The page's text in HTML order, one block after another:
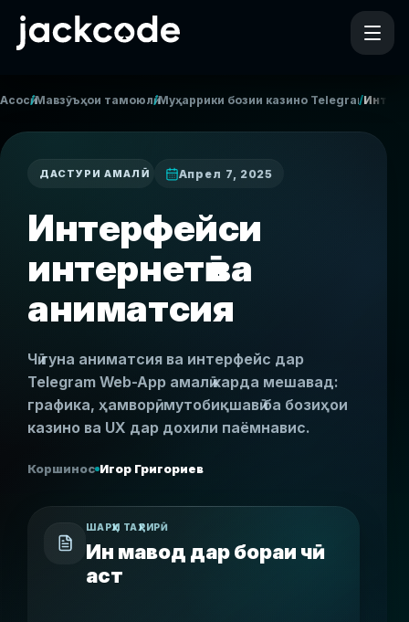
Асосӣ/Мавзӯъҳои тамоюлӣ/Муҳаррики бозии казино Telegram
/
ДАСТУРИ АМАЛӢ Апрел 7, 2025
Интерфейси
интернетӣ ва
аниматсия
Чӣ гуна аниматсия ва интерфейс дар
Telegram Web-App амалӣ карда мешавад:
графика, ҳамворӣ, мутобиқшавӣ ба бозиҳои
казино ва UX дар дохили паёмнавис.
Коршинос Игор Григориев
ШАРҲИ ТАҲРИРӢ
Ин мавод дар бораи чӣ
аст